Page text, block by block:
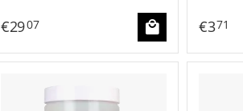
€2907 €371